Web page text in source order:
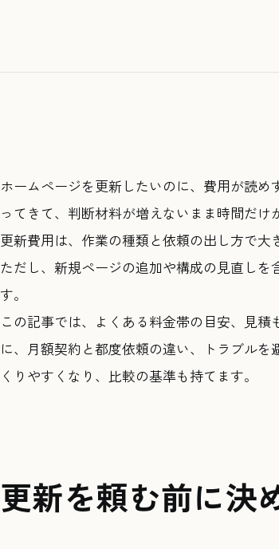
ホームページを更新したいのに、費用が読
ってきて、判断材料が増えないまま時間だけ
更新費用は、作業の種類と依頼の出し方で大
ただし、新規ページの追加や構成の見直し
す。
この記事では、よくある料金帯の目安、見
に、月額契約と都度依頼の違い、トラブル
くりやすくなり、比較の基準も持てます。
更新を頼む前に決